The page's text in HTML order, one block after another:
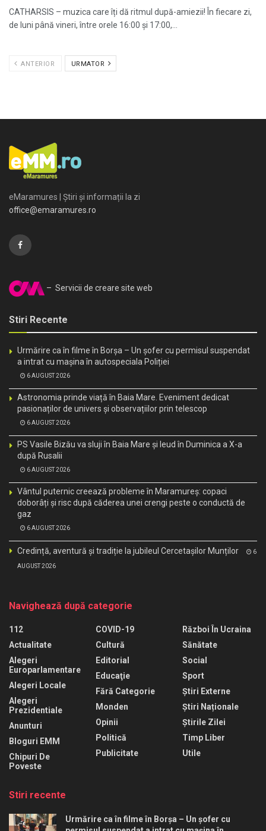
CATHARSIS – muzica care îți dă ritmul după-amiezii! În fiecare zi,
de luni până vineri, între orele 16:00 și 17:00,...
ANTERIOR URMATOR
eMaramures | Știri și informații la zi
office@emaramures.ro
– Servicii de creare site web
Stiri Recente
Urmărire ca în filme în Borșa – Un șofer cu permisul suspendat
a intrat cu mașina în autospeciala Poliției
6 AUGUST 2026
Astronomia prinde viață în Baia Mare. Eveniment dedicat
pasionaților de univers și observațiilor prin telescop
6 AUGUST 2026
PS Vasile Bizău va sluji în Baia Mare și Ieud în Duminica a X-a
după Rusalii
6 AUGUST 2026
Vântul puternic creează probleme în Maramureș: copaci
doborâți și risc după căderea unei crengi peste o conductă de
gaz
6 AUGUST 2026
Credință, aventură și tradiție la jubileul Cercetașilor Munților 6
AUGUST 2026
Navighează după categorie
112
Actualitate
Alegeri
Europarlamentare
Alegeri Locale
Alegeri
Prezidentiale
Anunturi
Bloguri EMM
Chipuri De
Poveste
COVID-19
Cultură
Editorial
Educaţie
Fără Categorie
Monden
Opinii
Politică
Publicitate
Război În Ucraina
Sănătate
Social
Sport
Știri Externe
Știri Naționale
Știrile Zilei
Timp Liber
Utile
Stiri recente
Urmărire ca în filme în Borșa – Un șofer cu